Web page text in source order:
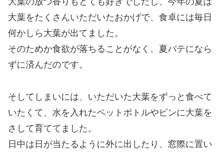
大葉をたくさんいただいたおかげで、食卓には毎日
何かしら大葉が出てました。
そのためか食欲が落ちることがなく、夏バテになら
ずに済んだのです。
そしてしまいには、いただいた大葉をずっと食べて
いたくて、水を入れたペットボトルやビンに大葉を
さして育ててました。
日中は日が当たるように外に出したり、窓際に置い